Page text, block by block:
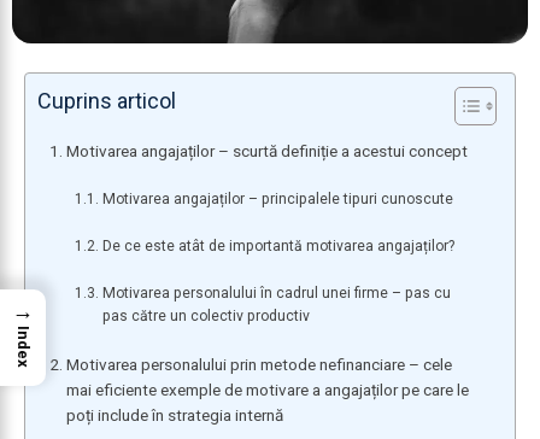
Cuprins articol
Motivarea angajaților – scurtă definiție a acestui concept
Motivarea angajaților – principalele tipuri cunoscute
De ce este atât de importantă motivarea angajaților?
Motivarea personalului în cadrul unei firme – pas cu
pas către un colectiv productiv
Motivarea personalului prin metode nefinanciare – cele
mai eficiente exemple de motivare a angajaților pe care le
poți include în strategia internă
→
Index